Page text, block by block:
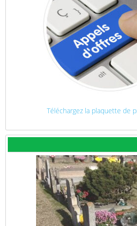
Téléchargez la plaquette de